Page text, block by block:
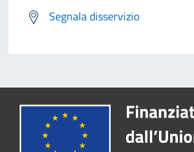
Segnala disservizio